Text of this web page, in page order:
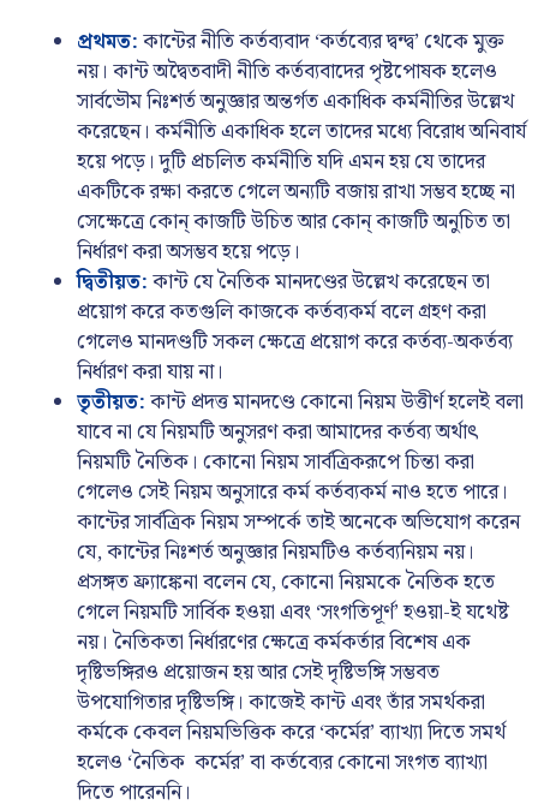
প্রথমত:কান্টের নীতি কর্তব্যবাদ ‘কর্তব্যের দ্বন্দ্ব’ থেকে মুক্ত
নয়। কান্ট অদ্বৈতবাদী নীতি কর্তব্যবাদের পৃষ্টপোষক হলেও
সার্বভৌম নিঃশর্ত অনুজ্ঞার অন্তর্গত একাধিক কর্মনীতির উল্লেখ
করেছেন। কর্মনীতি একাধিক হলে তাদের মধ্যে বিরোধ অনিবার্য
হয়ে পড়ে। দুটি প্রচলিত কর্মনীতি যদি এমন হয় যে তাদের
একটিকে রক্ষা করতে গেলে অন্যটি বজায় রাখা সম্ভব হচ্ছে না
সেক্ষেত্রে কোন্ কাজটি উচিত আর কোন্ কাজটি অনুচিত তা
নির্ধারণ করা অসম্ভব হয়ে পড়ে।
দ্বিতীয়ত:কান্ট যে নৈতিক মানদণ্ডের উল্লেখ করেছেন তা
প্রয়োগ করে কতগুলি কাজকে কর্তব্যকর্ম বলে গ্রহণ করা
গেলেও মানদণ্ডটি সকল ক্ষেত্রে প্রয়োগ করে কর্তব্য-অকর্তব্য
নির্ধারণ করা যায় না।
তৃতীয়ত:কান্ট প্রদত্ত মানদণ্ডে কোনো নিয়ম উত্তীর্ণ হলেই বলা
যাবে না যে নিয়মটি অনুসরণ করা আমাদের কর্তব্য অর্থাৎ
নিয়মটি নৈতিক। কোনো নিয়ম সার্বত্রিকরূপে চিন্তা করা
গেলেও সেই নিয়ম অনুসারে কর্ম কর্তব্যকর্ম নাও হতে পারে।
কান্টের সার্বত্রিক নিয়ম সম্পর্কে তাই অনেকে অভিযোগ করেন
যে, কান্টের নিঃশর্ত অনুজ্ঞার নিয়মটিও কর্তব্যনিয়ম নয়।
প্রসঙ্গত ফ্র্যাঙ্কেনা বলেন যে, কোনো নিয়মকে নৈতিক হতে
গেলে নিয়মটি সার্বিক হওয়া এবং ‘সংগতিপূর্ণ’ হওয়া-ই যথেষ্ট
নয়। নৈতিকতা নির্ধারণের ক্ষেত্রে কর্মকর্তার বিশেষ এক
দৃষ্টিভঙ্গিরও প্রয়োজন হয় আর সেই দৃষ্টিভঙ্গি সম্ভবত
উপযোগিতার দৃষ্টিভঙ্গি। কাজেই কান্ট এবং তাঁর সমর্থকরা
কর্মকে কেবল নিয়মভিত্তিক করে ‘কর্মের’ ব্যাখ্যা দিতে সমর্থ
হলেও ‘নৈতিক কর্মের’ বা কর্তব্যের কোনো সংগত ব্যাখ্যা
দিতে পারেননি।